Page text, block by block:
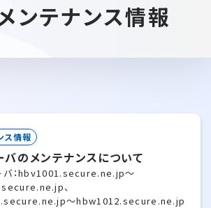
ンテナンス情報
ス情報
のメンテナンスについて
バ：hbv1001.secure.ne.jp〜
、
〜hbw1012.secure.ne.jp